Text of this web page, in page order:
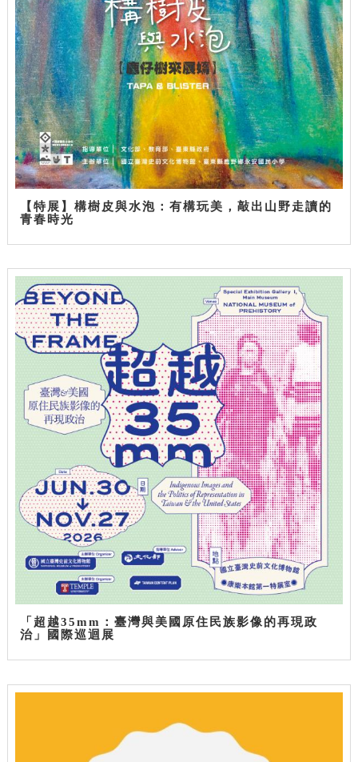
【特展】構樹皮與水泡：有構玩美，敲出山野走讀的
青春時光
「超越35mm：臺灣與美國原住民族影像的再現政
治」國際巡迴展